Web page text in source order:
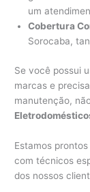
um
Cobertura
Sorocaba,
Se você possui
marcas e
manutenção,
Estamos
com técnicos
dos nossos